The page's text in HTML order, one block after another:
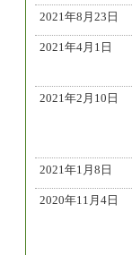
2021年8月23日
2021年4月1日
2021年2月10日
2021年1月8日
2020年11月4日